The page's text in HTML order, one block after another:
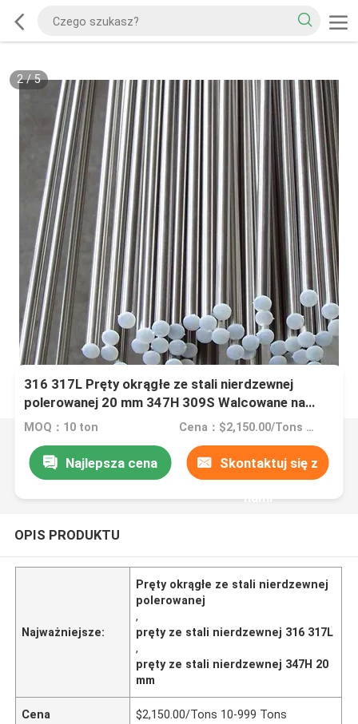
2/5
316 317L Pręty okrągłe ze stali nierdzewnej
polerowanej 20 mm 347H 309S Walcowane na
zimno
MOQ：10 ton Cena：$2,150.00/Tons 10-999 Tons
Najlepsza cena Skontaktuj się z
nami
OPIS PRODUKTU
Najważniejsze:
Pręty okrągłe ze stali nierdzewnej
polerowanej
,
pręty ze stali nierdzewnej 316 317L
,
pręty ze stali nierdzewnej 347H 20
mm
Cena $2,150.00/Tons 10-999 Tons